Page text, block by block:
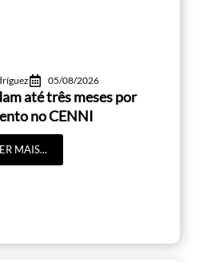
05/08/2026
até três meses por
no CENNI
MAIS...